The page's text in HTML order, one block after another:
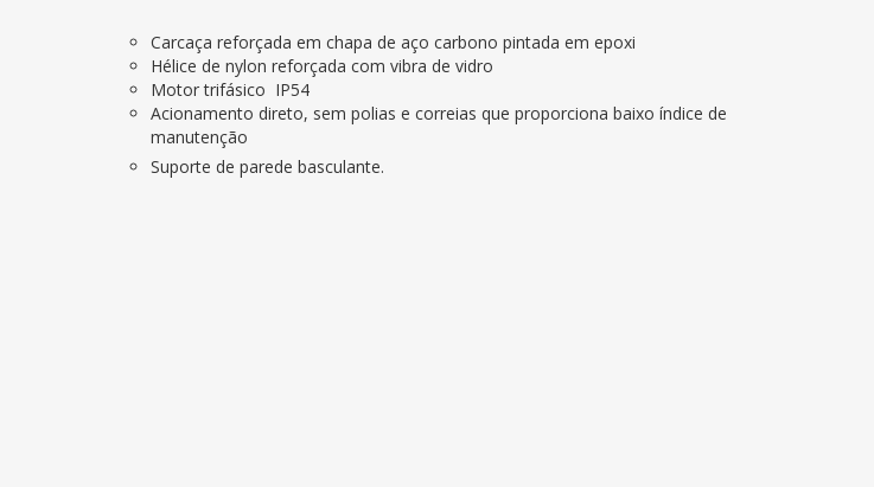
Carcaça reforçada em chapa de aço carbono pintada em epoxi
Hélice de nylon reforçada com vibra de vidro
Motor trifásico IP54
Acionamento direto, sem polias e correias que proporciona baixo índice de
manutenção
Suporte de parede basculante.